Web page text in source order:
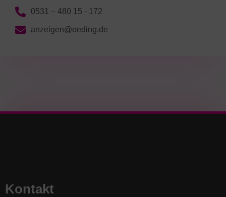
0531 – 480 15 - 172
anzeigen@oeding.de
Kontakt